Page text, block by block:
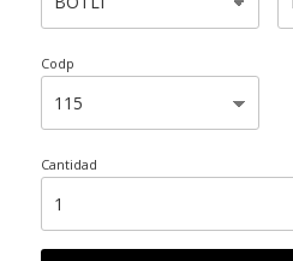
Codp
Cantidad